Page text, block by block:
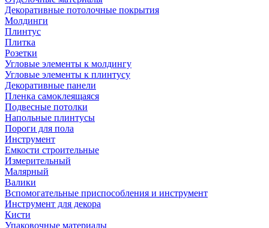
Декоративные потолочные покрытия
Молдинги
Плинтус
Плитка
Розетки
Угловые элементы к молдингу
Угловые элементы к плинтусу
Декоративные панели
Пленка самоклеящаяся
Подвесные потолки
Напольные плинтусы
Пороги для пола
Инструмент
Емкости строительные
Измерительный
Малярный
Валики
Вспомогательные приспособления и инструмент
Инструмент для декора
Кисти
Упаковочные материалы